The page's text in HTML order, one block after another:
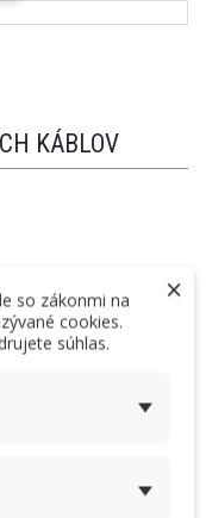
KÁBLOV
prijímač
×
so zákonmi na
cookies.
súhlas.